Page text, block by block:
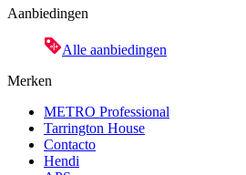
Aanbiedingen
Alle aanbiedingen
Merken
METRO Professional
Tarrington House
Contacto
Hendi